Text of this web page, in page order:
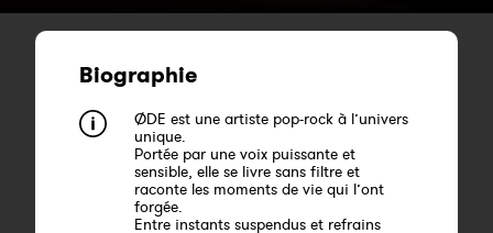
Biographie
ØDE est une artiste pop-rock à l’univers
unique.
Portée par une voix puissante et
sensible, elle se livre sans filtre et
raconte les moments de vie qui l’ont
forgée.
Entre instants suspendus et refrains